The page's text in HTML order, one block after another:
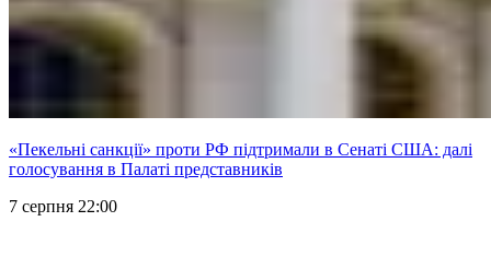
«Пекельні санкції» проти РФ підтримали в Сенаті США: далі
голосування в Палаті представників
7 серпня 22:00